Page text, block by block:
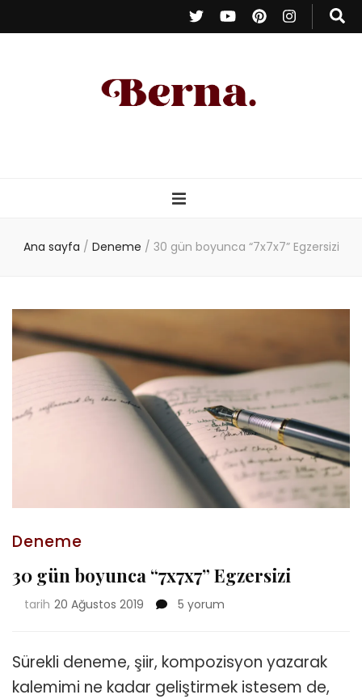
– Kişisel Blog
Ana sayfa / Deneme / 30 gün boyunca “7x7x7” Egzersizi
Deneme
30 gün boyunca “7x7x7” Egzersizi
tarih 20 Ağustos 2019
30
Egzersizi
için
5 yorum
Sürekli deneme, şiir, kompozisyon yazarak
kalemimi ne kadar geliştirmek istesem de,